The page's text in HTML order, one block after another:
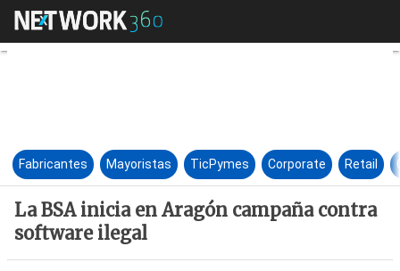
La BSA inicia en Aragón
Fabricantes Mayoristas TicPymes Corporate Retail
La BSA inicia en Aragón campaña contra
software ilegal